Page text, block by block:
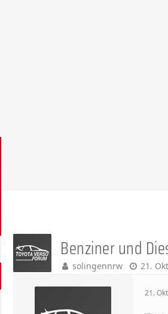
Benziner und
solingennrw 21.
21.